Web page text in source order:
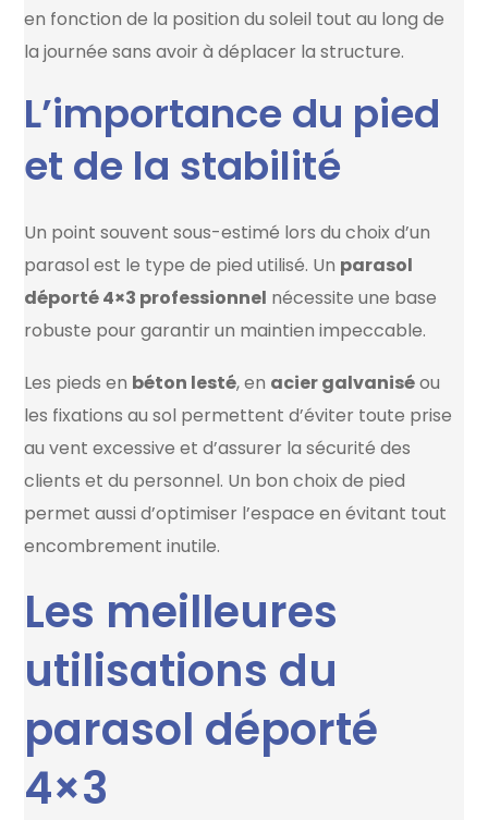
en fonction de la position du soleil tout au long de
la journée sans avoir à déplacer la structure.
L’importance du pied
et de la stabilité
Un point souvent sous-estimé lors du choix d’un
parasol est le type de pied utilisé. Un parasol
déporté 4×3 professionnel nécessite une base
robuste pour garantir un maintien impeccable.
Les pieds en béton lesté, en acier galvaniséou
les fixations au sol permettent d’éviter toute prise
au vent excessive et d’assurer la sécurité des
clients et du personnel. Un bon choix de pied
permet aussi d’optimiser l’espace en évitant tout
encombrement inutile.
Les meilleures
utilisations du
parasol déporté
4×3